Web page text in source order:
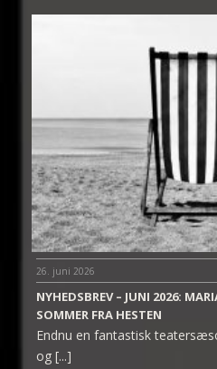
26. juni 2026
NYHEDSBREV – JUNI 2026:
SOMMER FRA HESTEN
Endnu en fantastisk
og [...]